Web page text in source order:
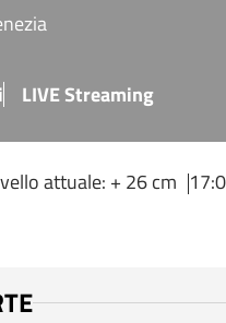
Menu secondario
LIVE Streaming
attuale: + 26 cm